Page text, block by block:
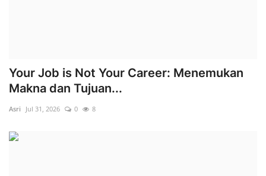
Your Job is Not Your Career: Menemukan
Makna dan Tujuan...
Asri Jul 31, 2026 0 8